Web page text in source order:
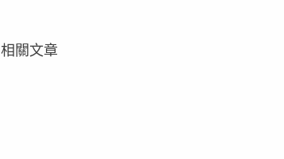
相關文章